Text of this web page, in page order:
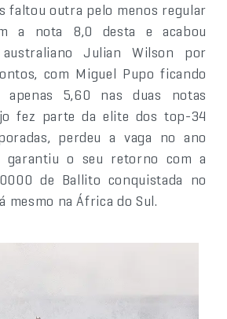
faltou outra pelo menos regular
a nota 8,0 desta e acabou
Julian Wilson por
com Miguel Pupo ficando
5,60 nas duas notas
fez parte da elite dos top-34
perdeu a vaga no ano
garantiu o seu retorno com a
de Ballito conquistada no
mesmo na África do Sul.